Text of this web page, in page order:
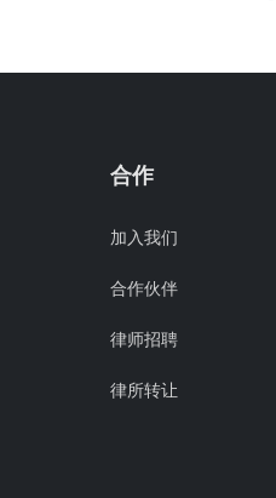
合作
加入我们
合作伙伴
律师招聘
律所转让